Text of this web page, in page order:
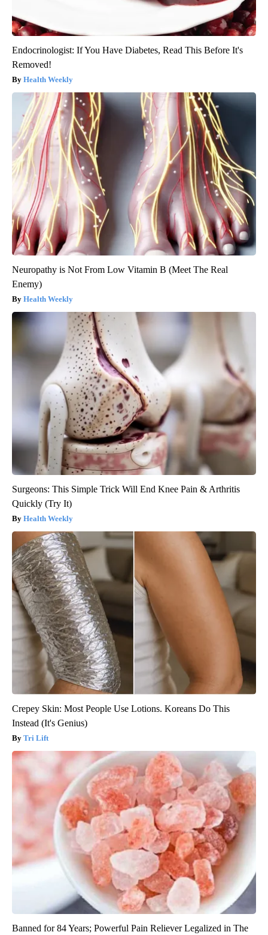
Endocrinologist: If You Have Diabetes, Read This Before It's
Removed!
Health Weekly
Neuropathy is Not From Low Vitamin B (Meet The Real
Enemy)
Health Weekly
Surgeons: This Simple Trick Will End Knee Pain & Arthritis
Quickly (Try It)
Health Weekly
Crepey Skin: Most People Use Lotions. Koreans Do This
Instead (It's Genius)
Tri Lift
Banned for 84 Years; Powerful Pain Reliever Legalized in The